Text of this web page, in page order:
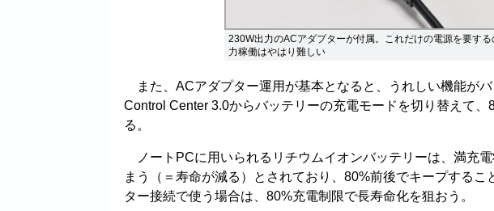
230W出力のACアダプターが付属。これだけの電源を要す
力稼働はやはり難しい
また、ACアダプター運用が基本となると、うれしい機能がバ
Control Center 3.0からバッテリーの充電モードを切り替えて
る。
ノートPCに用いられるリチウムイオンバッテリーは、満充
まう（＝寿命が減る）とされており、80%前後でキープする
ター接続で使う場合は、80%充電制限で長寿命化を狙おう。